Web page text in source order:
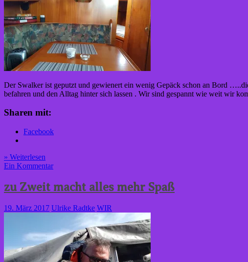
Der Swalker ist geputzt und gewienert ein wenig Gepäck schon an Bord
befahren und den Alltag hinter sich lassen . Wir sind gespannt wie weit wir
Sharen mit:
Facebook
» Weiterlesen
Ein Kommentar
zu Zweit macht alles mehr Spaß
19. März 2017 Ulrike Radtke WIR